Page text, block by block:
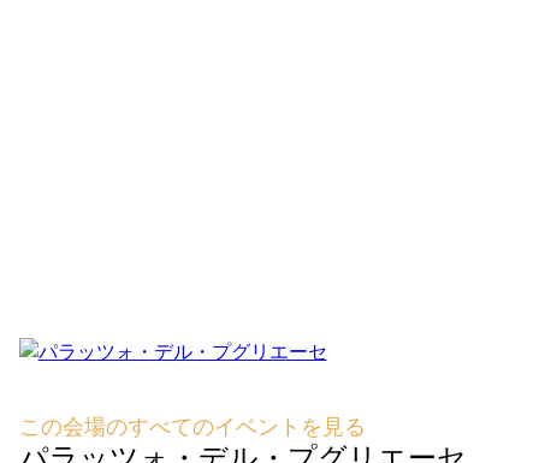
この会場のすべてのイベントを見る